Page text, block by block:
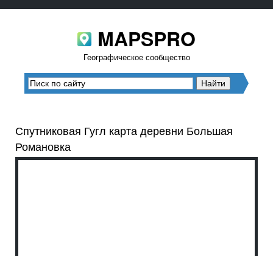
MAPSPRO
Географическое сообщество
Спутниковая Гугл карта деревни Большая
Романовка